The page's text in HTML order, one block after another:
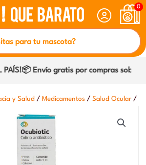
0
Envío gratis por compras sobre
y Salud / Medicamentos / Salud Ocular /